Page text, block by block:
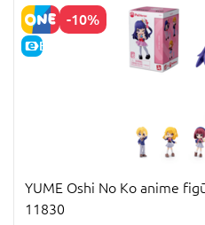
-10%
E-KAINA
YUME Oshi No Ko anime
11830